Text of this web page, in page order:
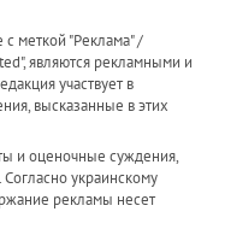
меткой "Реклама" /
являются рекламными и
участвует в
высказанные в этих
и оценочные суждения,
украинскому
рекламы несет